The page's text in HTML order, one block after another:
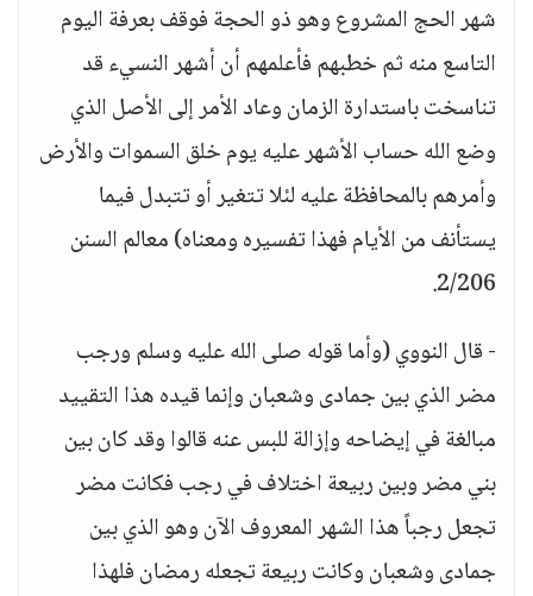
شهر الحج المشروع وهو ذو الحجة فوقف بعرفة اليوم
التاسع منه ثم خطبهم فأعلمهم أن أشهر النسيء قد
تناسخت باستدارة الزمان وعاد الأمر إلى الأصل الذي
وضع الله حساب الأشهر عليه يوم خلق السموات والأرض
وأمرهم بالمحافظة عليه لئلا تتغير أو تتبدل فيما
يستأنف من الأيام فهذا تفسيره ومعناه) معالم السنن
2/206.
- قال النووي (وأما قوله صلى الله عليه وسلم ورجب
مضر الذي بين جمادى وشعبان وإنما قيده هذا التقييد
مبالغة في إيضاحه وإزالة للبس عنه قالوا وقد كان بين
بني مضر وبين ربيعة اختلاف في رجب فكانت مضر
تجعل رجباً هذا الشهر المعروف الآن وهو الذي بين
جمادى وشعبان وكانت ربيعة تجعله رمضان فلهذا